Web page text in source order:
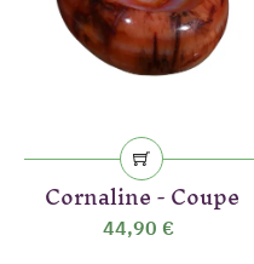
Cornaline - Coupe
44,90 €